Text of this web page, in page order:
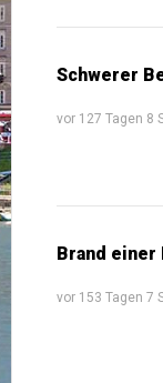
Schwerer
vor 127 Tagen 8
Brand einer
vor 153 Tagen 7